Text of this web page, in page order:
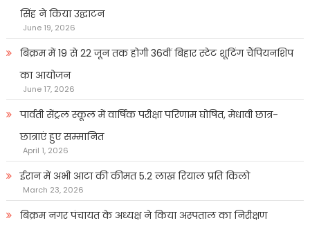
सिंह ने किया उद्घाटन
June 19, 2026
बिक्रम में 19 से 22 जून तक होगी 36वीं बिहार स्टेट शूटिंग चैंपियनशिप
का आयोजन
June 17, 2026
पार्वती सेंट्रल स्कूल में वार्षिक परीक्षा परिणाम घोषित, मेधावी छात्र-
छात्राएं हुए सम्मानित
April 1, 2026
ईरान में अभी आटा की कीमत 5.2 लाख रियाल प्रति किलो
March 23, 2026
बिक्रम नगर पंचायत के अध्यक्ष ने किया अस्पताल का निरीक्षण